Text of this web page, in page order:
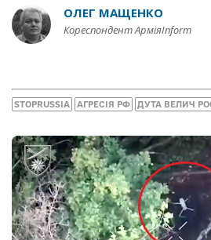
ОЛЕГ МАЩЕНКО
Кореспондент АрміяInform
STOPRUSSIA АГРЕСІЯ РФ ДУТА ВЕЛИЧ